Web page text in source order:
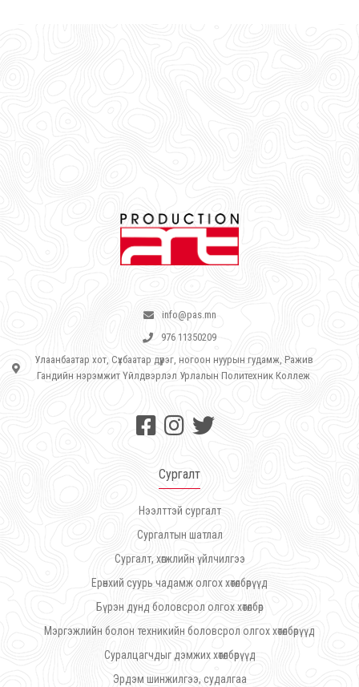
info@pas.mn
976 11350209
Улаанбаатар хот, Сүхбаатар дүүрэг, ногоон нуурын гудамж, Ражив
Гандийн нэрэмжит Үйлдвэрлэл Урлалын Политехник Коллеж
Сургалт
Нээлттэй сургалт
Сургалтын шатлал
Сургалт, хөгжлийн үйлчилгээ
Ерөнхий суурь чадамж олгох хөтөлбөрүүд
Бүрэн дунд боловсрол олгох хөтөлбөр
Мэргэжлийн болон техникийн боловсрол олгох хөтөлбөрүүд
Суралцагчдыг дэмжих хөтөлбөрүүд
Эрдэм шинжилгээ, судалгаа